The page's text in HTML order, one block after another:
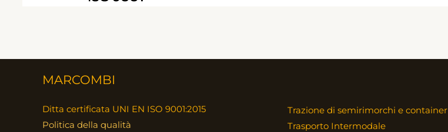
MARCOMBI
Ditta certificata UNI EN ISO 9001:2015
Politica della qualità
Trazione di semirimorchi e container
Trasporto Intermodale